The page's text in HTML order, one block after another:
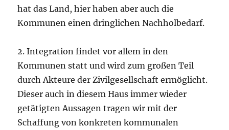
hat das Land, hier haben aber auch die
Kommunen einen dringlichen Nachholbedarf.
2. Integration findet vor allem in den
Kommunen statt und wird zum großen Teil
durch Akteure der Zivilgesellschaft ermöglicht.
Dieser auch in diesem Haus immer wieder
getätigten Aussagen tragen wir mit der
Schaffung von konkreten kommunalen